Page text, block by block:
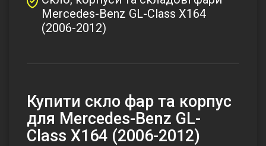
Mercedes-Benz GL-Class X164
(2006-2012)
Купити скло фар та корпус
для Mercedes-Benz GL-
Class X164 (2006-2012)